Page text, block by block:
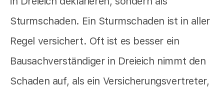
Sturmschaden. Ein Sturmschaden ist in aller
Regel versichert. Oft ist es besser ein
Bausachverständiger in Dreieich nimmt den
Schaden auf, als ein Versicherungsvertreter,